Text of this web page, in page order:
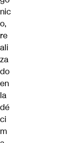
nic
o,
re
ali
za
do
en
la
dé
ci
m